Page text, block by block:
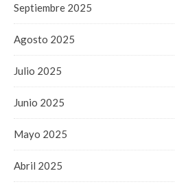
Septiembre 2025
Agosto 2025
Julio 2025
Junio 2025
Mayo 2025
Abril 2025